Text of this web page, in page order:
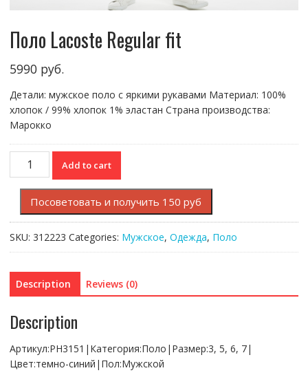
Поло Lacoste Regular fit
5990руб.
Детали: мужское поло с яркими рукавами Материал: 100%
хлопок / 99% хлопок 1% эластан Страна производства:
Марокко
Поло
Lacoste
Regular
quantity
Add to cart
Посоветовать и получить 150 руб
SKU: 312223 Categories: Мужское, Одежда, Поло
Description Reviews (0)
Description
Артикул:PH3151|Категория:Поло|Размер:3, 5, 6, 7|
Цвет:темно-синий|Пол:Мужской